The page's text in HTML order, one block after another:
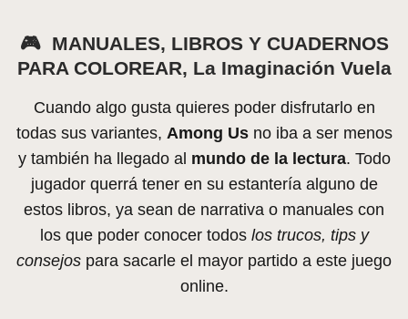
🎮 MANUALES, LIBROS Y CUADERNOS
PARA COLOREAR, La Imaginación Vuela
Cuando algo gusta quieres poder disfrutarlo en
todas sus variantes, Among Usno iba a ser menos
y también ha llegado al mundo de la lectura. Todo
jugador querrá tener en su estantería alguno de
estos libros, ya sean de narrativa o manuales con
los que poder conocer todos los trucos, tips y
consejos para sacarle el mayor partido a este juego
online.